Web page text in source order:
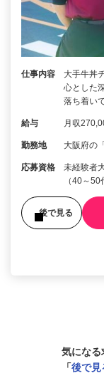
仕事内容
大手牛丼
心とした
落ち着い
給与 月収
勤務地 大阪府の
応募資格
未経験者
（40～
後で見る
気になる
「後で見